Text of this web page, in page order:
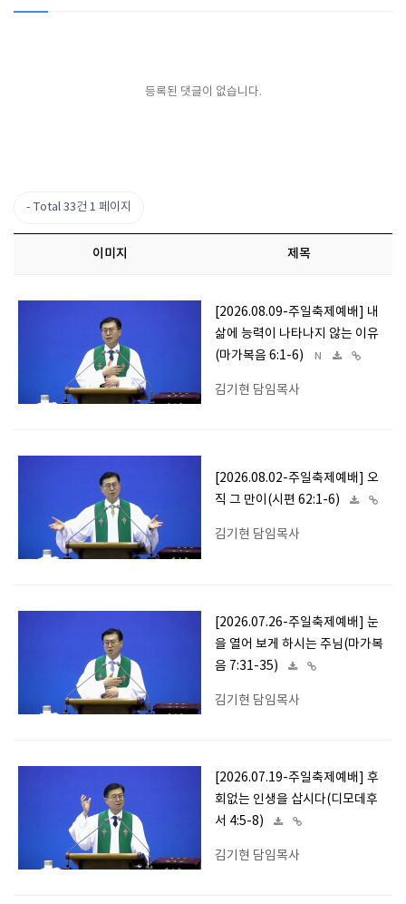
등록된 댓글이 없습니다.
Total 33건 1 페이지
이미지 제목
[2026.08.09-주일축제예배] 내
삶에 능력이 나타나지 않는 이유
(마가복음 6:1-6)
N
김기현 담임목사
[2026.08.02-주일축제예배] 오
직 그 만이(시편 62:1-6)
김기현 담임목사
[2026.07.26-주일축제예배] 눈
을 열어 보게 하시는 주님(마가복
음 7:31-35)
김기현 담임목사
[2026.07.19-주일축제예배] 후
회없는 인생을 삽시다(디모데후
서 4:5-8)
김기현 담임목사